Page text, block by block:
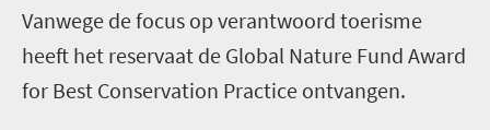
Vanwege de focus op verantwoord toerisme
heeft het reservaat de Global Nature Fund Award
for Best Conservation Practice ontvangen.